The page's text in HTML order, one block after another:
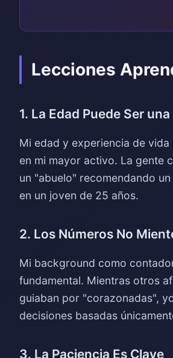
Lecciones
1. La Edad Puede Ser
Mi edad y experiencia de
en mi mayor activo. La gente
un "abuelo" recomendando
en un joven de 25 años.
2. Los Números No
Mi background como
fundamental. Mientras otros
guiaban por "corazonadas",
decisiones basadas
3. La Paciencia Es Clave